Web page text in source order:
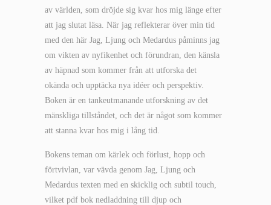
av världen, som dröjde sig kvar hos mig länge efter
att jag slutat läsa. När jag reflekterar över min tid
med den här Jag, Ljung och Medardus påminns jag
om vikten av nyfikenhet och förundran, den känsla
av häpnad som kommer från att utforska det
okända och upptäcka nya idéer och perspektiv.
Boken är en tankeutmanande utforskning av det
mänskliga tillståndet, och det är något som kommer
att stanna kvar hos mig i lång tid.
Bokens teman om kärlek och förlust, hopp och
förtvivlan, var vävda genom Jag, Ljung och
Medardus texten med en skicklig och subtil touch,
vilket pdf bok nedladdning till djup och